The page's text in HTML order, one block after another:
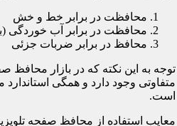
محافظت در برابر خط و خش
محافظت در برابر آب خوردگی
محافظ در برابر ضربات جزئی
توجه به این نکته که در بازار محافظ
متفاوتی وجود دارد و همگی
است.
معایب استفاده از محافظ صفحه